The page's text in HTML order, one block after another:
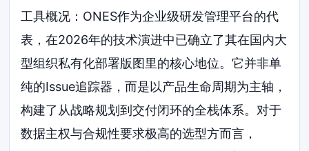
工具概况：ONES作为企业级研发管理平台的代
表，在2026年的技术演进中已确立了其在国内大
型组织私有化部署版图里的核心地位。它并非单
纯的Issue追踪器，而是以产品生命周期为主轴，
构建了从战略规划到交付闭环的全栈体系。对于
数据主权与合规性要求极高的选型方而言，